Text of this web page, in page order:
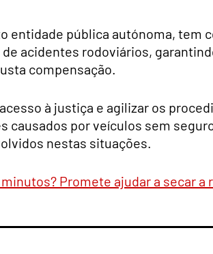
entidade pública autónoma, tem
acidentes rodoviários,
compensação.
à justiça e agilizar os
causados por veículos sem
nestas situações.
Promete ajudar a secar a